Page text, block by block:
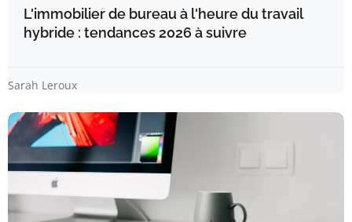
L'immobilier de bureau à l'heure du travail
hybride : tendances 2026 à suivre
Sarah Leroux